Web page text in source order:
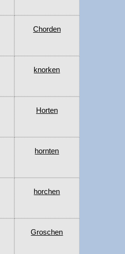
Chorden
knorken
Horten
hornten
horchen
Groschen